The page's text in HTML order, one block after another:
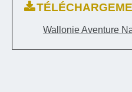
Wallonie Aventure